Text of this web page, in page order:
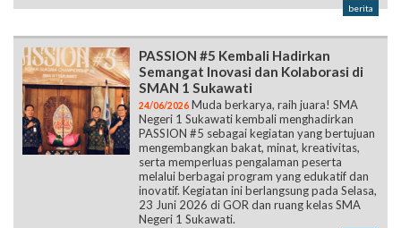
berita
PASSION #5 Kembali Hadirkan
Semangat Inovasi dan Kolaborasi di
SMAN 1 Sukawati
24/06/2026 Muda berkarya, raih juara! SMA
Negeri 1 Sukawati kembali menghadirkan
PASSION #5 sebagai kegiatan yang bertujuan
mengembangkan bakat, minat, kreativitas,
serta memperluas pengalaman peserta
melalui berbagai program yang edukatif dan
inovatif. Kegiatan ini berlangsung pada Selasa,
23 Juni 2026 di GOR dan ruang kelas SMA
Negeri 1 Sukawati.